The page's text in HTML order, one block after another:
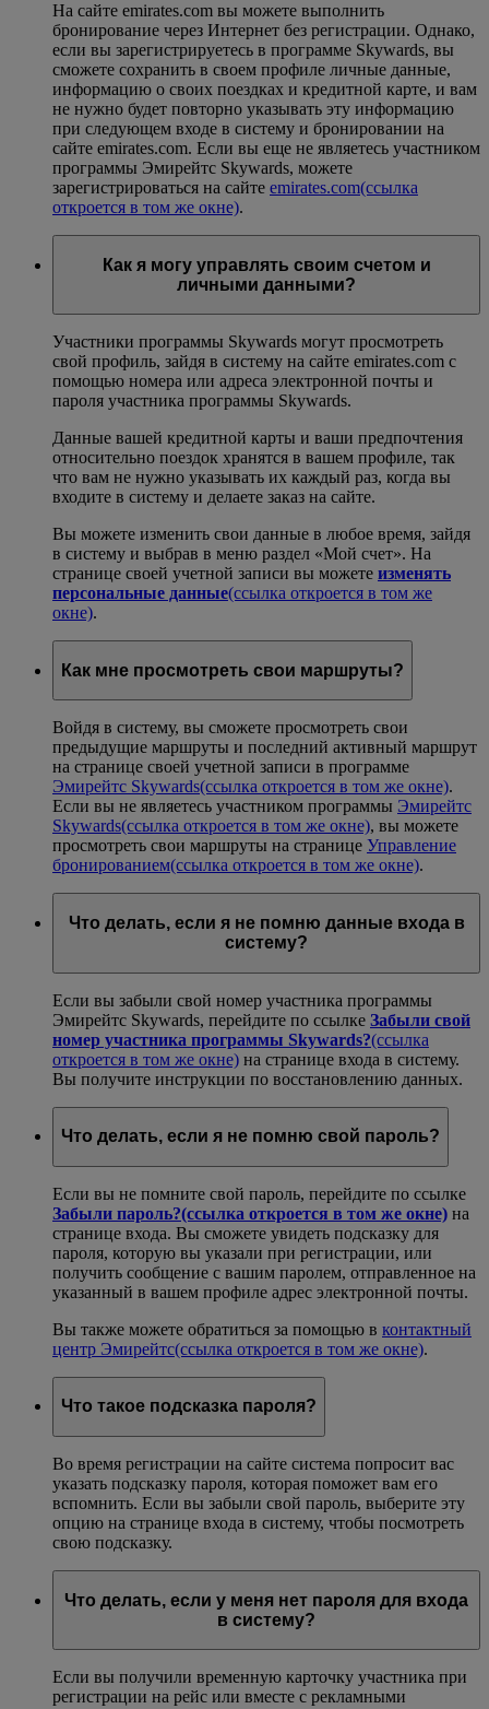
На сайте emirates.com вы можете выполнить
бронирование через Интернет без регистрации. Однако,
если вы зарегистрируетесь в программе Skywards, вы
сможете сохранить в своем профиле личные данные,
информацию о своих поездках и кредитной карте, и вам
не нужно будет повторно указывать эту информацию
при следующем входе в систему и бронировании на
сайте emirates.com. Если вы еще не являетесь участником
программы Эмирейтс Skywards, можете
зарегистрироваться на сайте emirates.com(ссылка
откроется в том же окне).
Как я могу управлять своим счетом и
личными данными?
Участники программы Skywards могут просмотреть
свой профиль, зайдя в систему на сайте emirates.com с
помощью номера или адреса электронной почты и
пароля участника программы Skywards.
Данные вашей кредитной карты и ваши предпочтения
относительно поездок хранятся в вашем профиле, так
что вам не нужно указывать их каждый раз, когда вы
входите в систему и делаете заказ на сайте.
Вы можете изменить свои данные в любое время, зайдя
в систему и выбрав в меню раздел «Мой счет». На
странице своей учетной записи вы можете изменять
персональные данные(ссылка откроется в том же
окне).
Как мне просмотреть свои маршруты?
Войдя в систему, вы сможете просмотреть свои
предыдущие маршруты и последний активный маршрут
на странице своей учетной записи в программе
Эмирейтс Skywards(ссылка откроется в том же окне).
Если вы не являетесь участником программы Эмирейтс
Skywards(ссылка откроется в том же окне), вы можете
просмотреть свои маршруты на странице Управление
бронированием(ссылка откроется в том же окне).
Что делать, если я не помню данные входа в
систему?
Если вы забыли свой номер участника программы
Эмирейтс Skywards, перейдите по ссылке Забыли свой
номер участника программы Skywards?(ссылка
откроется в том же окне) на странице входа в систему.
Вы получите инструкции по восстановлению данных.
Что делать, если я не помню свой пароль?
Если вы не помните свой пароль, перейдите по ссылке
Забыли пароль?(ссылка откроется в том же окне) на
странице входа. Вы сможете увидеть подсказку для
пароля, которую вы указали при регистрации, или
получить сообщение с вашим паролем, отправленное на
указанный в вашем профиле адрес электронной почты.
Вы также можете обратиться за помощью в контактный
центр Эмирейтс(ссылка откроется в том же окне).
Что такое подсказка пароля?
Во время регистрации на сайте система попросит вас
указать подсказку пароля, которая поможет вам его
вспомнить. Если вы забыли свой пароль, выберите эту
опцию на странице входа в систему, чтобы посмотреть
свою подсказку.
Что делать, если у меня нет пароля для входа
в систему?
Если вы получили временную карточку участника при
регистрации на рейс или вместе с рекламными